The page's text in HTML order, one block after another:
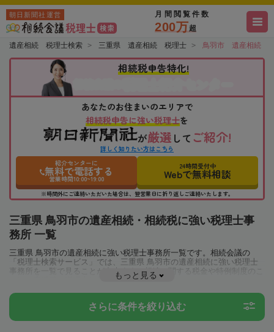
朝日新聞社運営 月間閲覧件数
200万超
遺産相続 税理士検索 三重県 遺産相続 税理士 鳥羽市 遺産相続
相続税申告特化!
あなたのお住まいのエリアで
相続税申告に強い税理士を
が厳選 して ご紹介!
詳しく知りたい方はこちら
紹介センターに
無料で電話する
営業時間10:00~19:00
24時間受付中
Webで無料相談
※時間外にご連絡いただいた場合は、翌営業日に折り返しご連絡いたします。
三重県 鳥羽市の遺産相続・相続税に強い税理士事
務所 一覧
三重県 鳥羽市の遺産相続に強い税理士事務所一覧です。相続会議の
「税理士検索サービス」では、三重県 鳥羽市の遺産相続に強い税理士
事務所を一覧で見ることが出来ます。相続に関する税金や特例制度のこ
とは一度近隣の税理士に相談してみましょう。
もっと見る
さらに条件を絞り込む